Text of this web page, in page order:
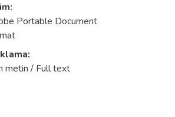
Portable Document
metin / Full text